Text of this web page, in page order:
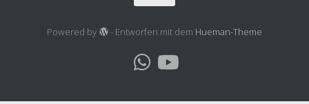
Powered by - Entworfen mit dem Hueman-Theme